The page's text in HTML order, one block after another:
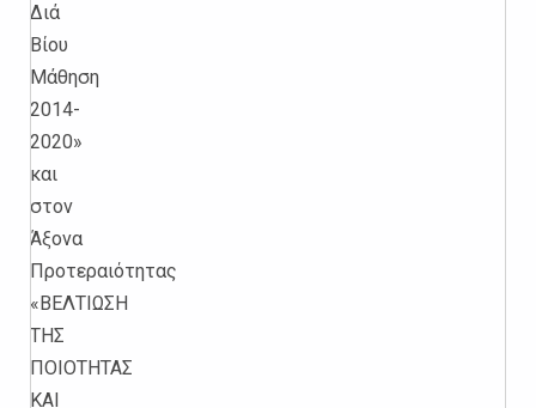
Διά
Βίου
Μάθηση
2014-
2020»
και
στον
Άξονα
Προτεραιότητας
«ΒΕΛΤΙΩΣΗ
ΤΗΣ
ΠΟΙΟΤΗΤΑΣ
ΚΑΙ